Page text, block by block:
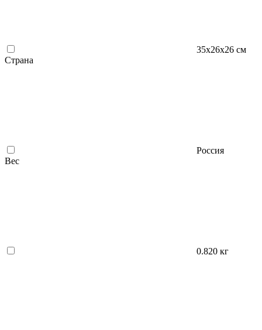
35х26х26 см
Страна
Россия
Вес
0.820 кг